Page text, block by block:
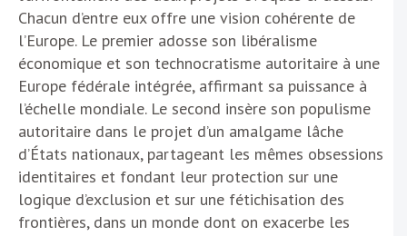
Chacun d’entre eux offre une vision cohérente de
l’Europe. Le premier adosse son libéralisme
économique et son technocratisme autoritaire à une
Europe fédérale intégrée, affirmant sa puissance à
l’échelle mondiale. Le second insère son populisme
autoritaire dans le projet d’un amalgame lâche
d’États nationaux, partageant les mêmes obsessions
identitaires et fondant leur protection sur une
logique d’exclusion et sur une fétichisation des
frontières, dans un monde dont on exacerbe les